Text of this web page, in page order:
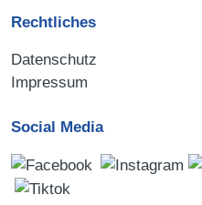
Rechtliches
Datenschutz
Impressum
Social Media